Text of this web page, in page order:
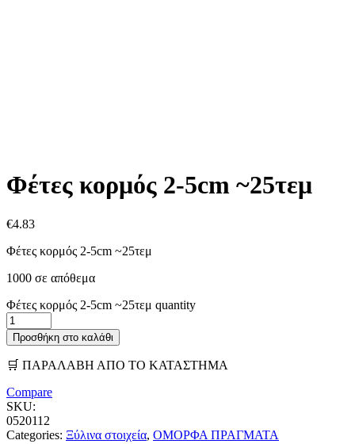
Φέτες κορμός 2-5cm ~25τεμ
€4.83
Φέτες κορμός 2-5cm ~25τεμ
1000 σε απόθεμα
Φέτες κορμός 2-5cm ~25τεμ quantity
Προσθήκη στο καλάθι
🛒 ΠΑΡΑΛΑΒΗ ΑΠΟ ΤΟ ΚΑΤΑΣΤΗΜΑ
Compare
SKU:
0520112
Categories: Ξύλινα στοιχεία, ΟΜΟΡΦΑ ΠΡΑΓΜΑΤΑ